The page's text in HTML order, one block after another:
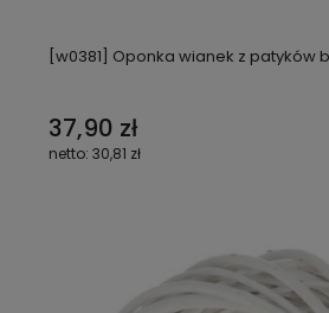
[w0381] Oponka wianek z patyków
37,90 zł
30,81 zł